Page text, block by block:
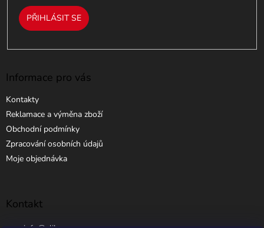
PŘIHLÁSIT SE
Informace pro vás
Kontakty
Reklamace a výměna zboží
Obchodní podmínky
Zpracování osobních údajů
Moje objednávka
Kontakt